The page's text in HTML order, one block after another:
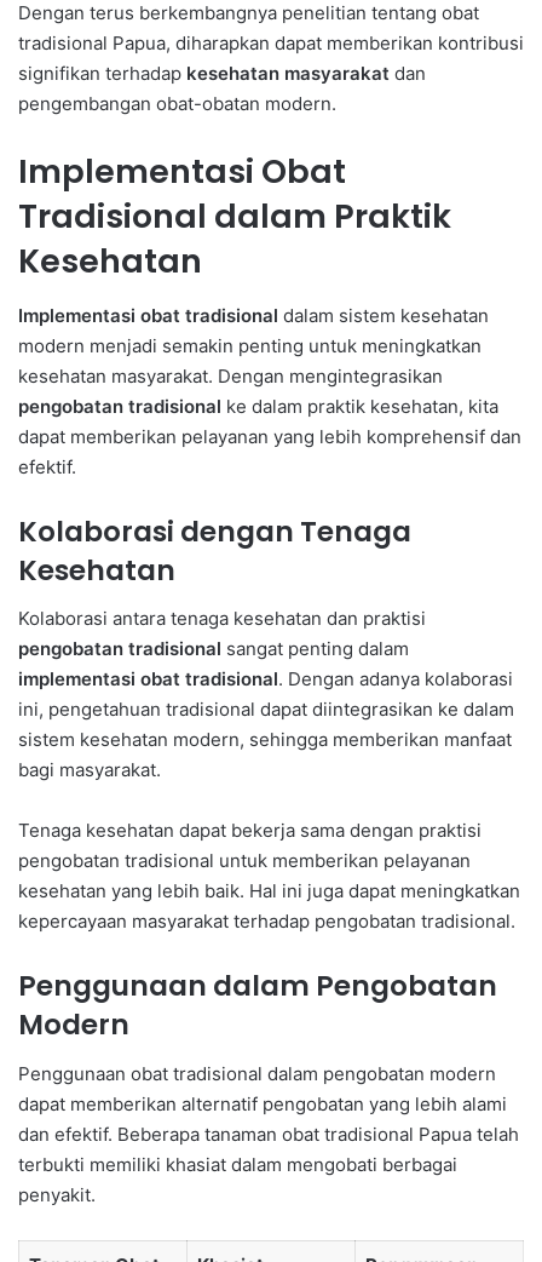
Dengan terus berkembangnya penelitian tentang obat
tradisional Papua, diharapkan dapat memberikan kontribusi
signifikan terhadap kesehatan masyarakat dan
pengembangan obat-obatan modern.
Implementasi Obat
Tradisional dalam Praktik
Kesehatan
Implementasi obat tradisional dalam sistem kesehatan
modern menjadi semakin penting untuk meningkatkan
kesehatan masyarakat. Dengan mengintegrasikan
pengobatan tradisional ke dalam praktik kesehatan, kita
dapat memberikan pelayanan yang lebih komprehensif dan
efektif.
Kolaborasi dengan Tenaga
Kesehatan
Kolaborasi antara tenaga kesehatan dan praktisi
pengobatan tradisional sangat penting dalam
implementasi obat tradisional. Dengan adanya kolaborasi
ini, pengetahuan tradisional dapat diintegrasikan ke dalam
sistem kesehatan modern, sehingga memberikan manfaat
bagi masyarakat.
Tenaga kesehatan dapat bekerja sama dengan praktisi
pengobatan tradisional untuk memberikan pelayanan
kesehatan yang lebih baik. Hal ini juga dapat meningkatkan
kepercayaan masyarakat terhadap pengobatan tradisional.
Penggunaan dalam Pengobatan
Modern
Penggunaan obat tradisional dalam pengobatan modern
dapat memberikan alternatif pengobatan yang lebih alami
dan efektif. Beberapa tanaman obat tradisional Papua telah
terbukti memiliki khasiat dalam mengobati berbagai
penyakit.